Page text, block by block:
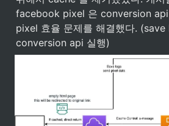
facebook pixel 은 conversion api
pixel 효율 문제를 해결했다. (save
conversion api 실행)